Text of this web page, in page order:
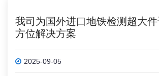
我司为国外进口地铁检测超大
方位解决方案
2025-09-05